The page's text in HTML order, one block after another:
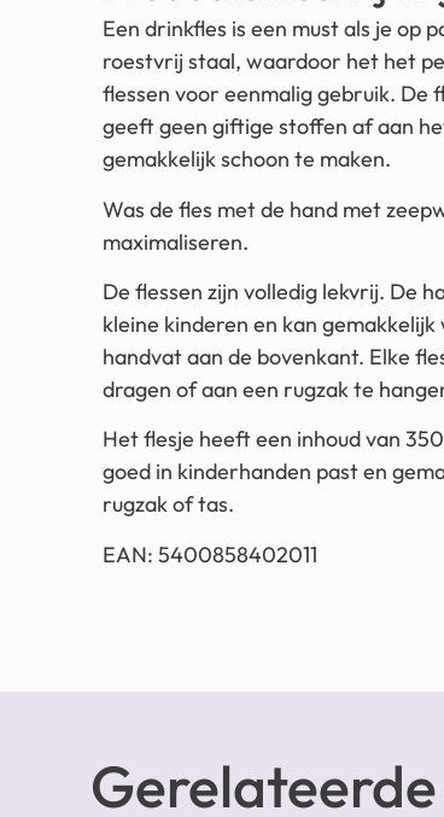
Een drinkfles is een must als je op
roestvrij staal, waardoor het het
flessen voor eenmalig gebruik. De
geeft geen giftige stoffen af ​​aan
gemakkelijk schoon te maken.
Was de fles met de hand met
maximaliseren.
De flessen zijn volledig lekvrij. De
kleine kinderen en kan
handvat aan de bovenkant. Elke
dragen of aan een rugzak te
Het flesje heeft een inhoud van
goed in kinderhanden past en
rugzak of tas.
EAN: 5400858402011